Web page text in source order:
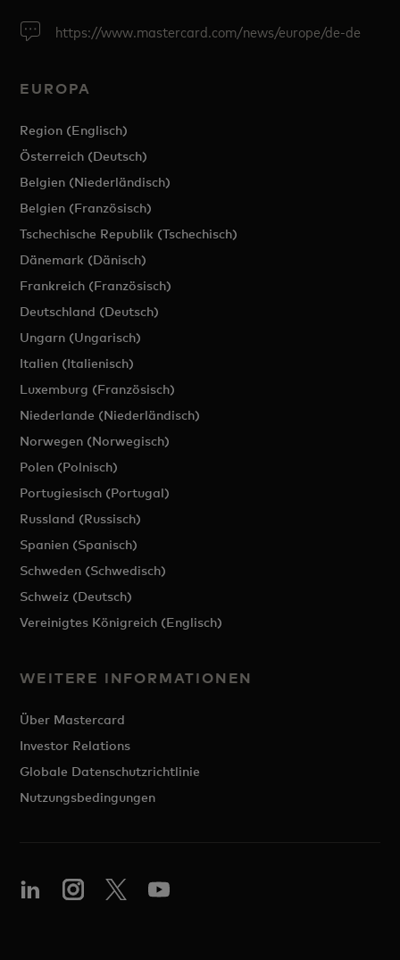
https://www.mastercard.com/news/europe/de-de
EUROPA
Region (Englisch)
Österreich (Deutsch)
Belgien (Niederländisch)
Belgien (Französisch)
Tschechische Republik (Tschechisch)
Dänemark (Dänisch)
Frankreich (Französisch)
Deutschland (Deutsch)
Ungarn (Ungarisch)
Italien (Italienisch)
Luxemburg (Französisch)
Niederlande (Niederländisch)
Norwegen (Norwegisch)
Polen (Polnisch)
Portugiesisch (Portugal)
Russland (Russisch)
Spanien (Spanisch)
Schweden (Schwedisch)
Schweiz (Deutsch)
Vereinigtes Königreich (Englisch)
WEITERE INFORMATIONEN
Über Mastercard
Investor Relations
Globale Datenschutzrichtlinie
Nutzungsbedingungen